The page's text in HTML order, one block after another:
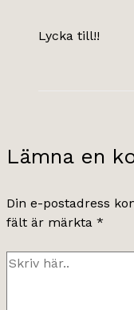
Lycka till!!
Lämna en
Din e-postadress
fält är märkta *
Skriv